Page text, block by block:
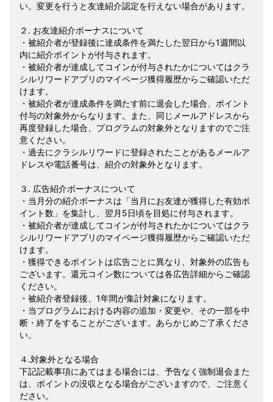
い。変更を行うと友達紹介認定を行えない場合があります。
２. お友達紹介ボーナスについて
・被紹介者が登録後に達成条件を満たした翌日から1週間以
内に紹介ポイントが付与されます。
・被紹介者が達成してコインが付与されたかについてはクラ
シルリワードアプリのマイページ獲得履歴からご確認いただ
けます。
・被紹介者が達成条件を満たす前に退会した場合、ポイント
付与の対象外からなります。また、同じメールアドレスから
再度登録した場合、プログラムの対象外となりますのでご注
意ください。
・過去にクラシルリワードに登録されたことがあるメールア
ドレスや電話番号は、紹介の対象外となります。
３. 広告紹介ボーナスについて
・当月分の紹介ボーナスは「当月にお友達が獲得した有効ポ
イント数」を集計し、翌月5日頃を目処に付与されます。
・被紹介者が達成してコインが付与されたかについてはクラ
シルリワードアプリのマイページ獲得履歴からご確認いただ
けます。
・獲得できるポイントは広告ごとに異なり、対象外の広告も
ございます。還元コイン数については各広告詳細からご確認
ください。
・被紹介者登録後、1年間が集計対象になります。
・当プログラムにおける内容の追加・変更や、その一部を中
断・終了をすることがございます。あらかじめご了承くださ
い。
４.対象外となる場合
下記記載事項にあてはまる場合には、予告なく強制退会また
は、ポイントの没収となる場合がございますので、ご注意く
ださい。